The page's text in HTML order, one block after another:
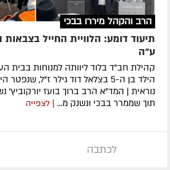
הרב והקהל מיררו בבכי
תיעוד דומע: הלוויית החייל
ע"ה
קהילת חב"ד בלוד ליוותה למנוחות בבית
הילד בן ה-5 בצלאל דוד גילר ז"ל,
נוראית | המד"א הרב ברוך בועז
תוך שממרר בבכי ונשנק מ...
| לצפייה
לכתבה